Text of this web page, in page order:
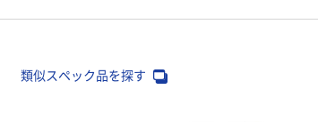
類似スペック品を探す